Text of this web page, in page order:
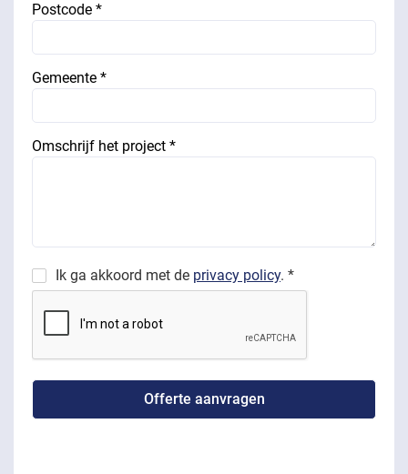
Postcode *
Gemeente *
Omschrijf het project *
Ik ga akkoord met de privacy policy. *